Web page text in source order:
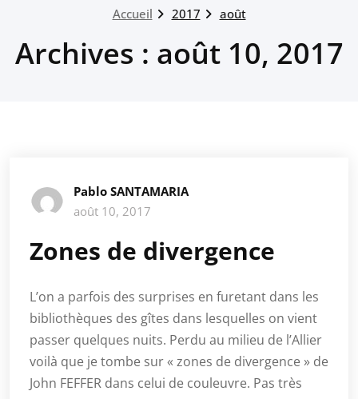
Accueil 2017 août
Archives : août 10, 2017
Pablo SANTAMARIA
août 10, 2017
Zones de divergence
L’on a parfois des surprises en furetant dans les
bibliothèques des gîtes dans lesquelles on vient
passer quelques nuits. Perdu au milieu de l’Allier
voilà que je tombe sur « zones de divergence » de
John FEFFER dans celui de couleuvre. Pas très